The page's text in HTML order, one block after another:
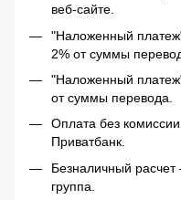
веб-сайте.
"Наложенный
2% от суммы
"Наложенный
от суммы перевода.
Оплата без
Приватбанк.
Безналичный
группа.